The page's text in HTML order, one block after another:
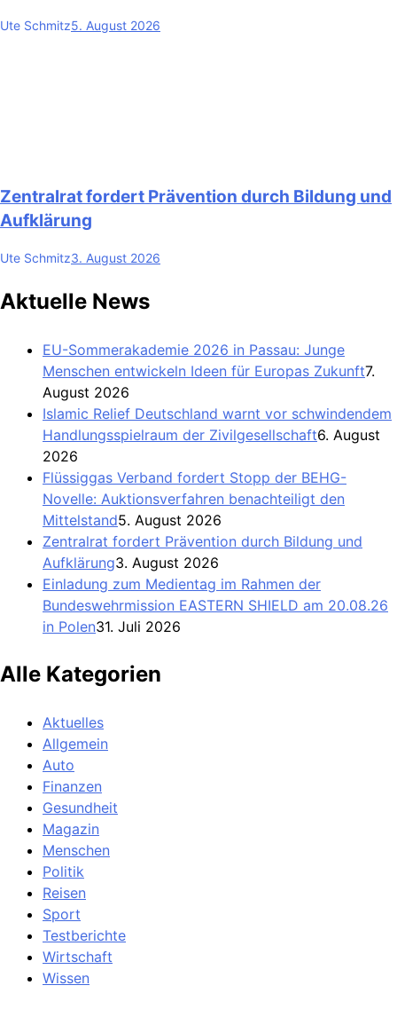
Ute Schmitz5. August 2026
Zentralrat fordert Prävention durch Bildung und
Aufklärung
Ute Schmitz3. August 2026
Aktuelle News
EU-Sommerakademie 2026 in Passau: Junge
Menschen entwickeln Ideen für Europas Zukunft7.
August 2026
Islamic Relief Deutschland warnt vor schwindendem
Handlungsspielraum der Zivilgesellschaft6. August
2026
Flüssiggas Verband fordert Stopp der BEHG-
Novelle: Auktionsverfahren benachteiligt den
Mittelstand5. August 2026
Zentralrat fordert Prävention durch Bildung und
Aufklärung3. August 2026
Einladung zum Medientag im Rahmen der
Bundeswehrmission EASTERN SHIELD am 20.08.26
in Polen31. Juli 2026
Alle Kategorien
Aktuelles
Allgemein
Auto
Finanzen
Gesundheit
Magazin
Menschen
Politik
Reisen
Sport
Testberichte
Wirtschaft
Wissen